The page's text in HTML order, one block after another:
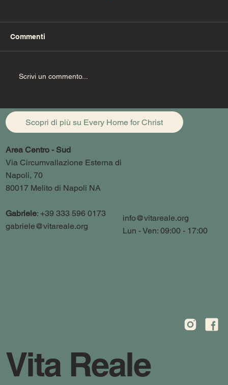
Commenti
Scrivi un commento...
Scopri di più su Every Home for Christ
Area Centro - Sud
Via Circumvallazione Esterna di
Napoli, 70
80017 Melito di Napoli NA
Gabriele: +39 333 596 0173
gabriele@vitareale.org
info@vitareale.org
Lun - Ven: 09:00 - 17:00
Vita Reale